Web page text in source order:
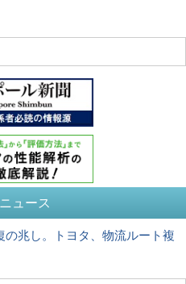
ュース
の兆し。トヨタ、物流ルート複